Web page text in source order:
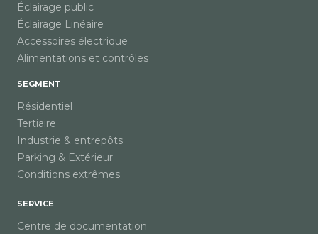
Éclairage public
Éclairage Linéaire
Accessoires électrique
Alimentations et contrôles
SEGMENT
Résidentiel
Tertiaire
Industrie & entrepôts
Parking & Extérieur
Conditions extrêmes
SERVICE
Centre de documentation